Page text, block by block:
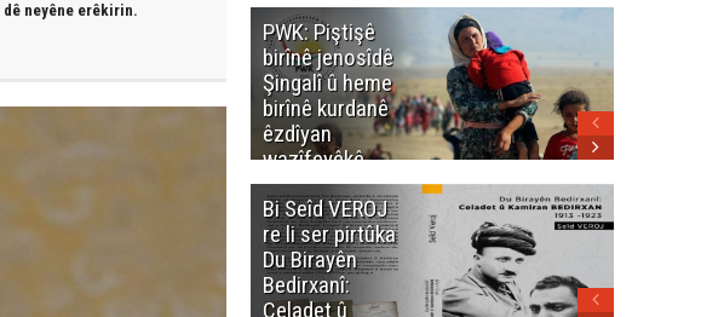
dê neyêne erêkirin.
PWK: Piştişê
birînê jenosîdê
Şingalî û heme
birînê kurdanê
êzdîyan
wazîfeyêkê
neteweyî yê
heme kurdanê
dinya yo
Bi Seîd VEROJ
re li ser pirtûka
Du Birayên
Bedirxanî:
Celadet û